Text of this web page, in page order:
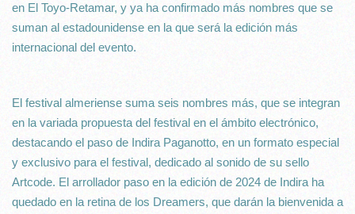
en El Toyo-Retamar, y ya ha confirmado más nombres que se
suman al estadounidense en la que será la edición más
internacional del evento.
El festival almeriense suma seis nombres más, que se integran
en la variada propuesta del festival en el ámbito electrónico,
destacando el paso de Indira Paganotto, en un formato especial
y exclusivo para el festival, dedicado al sonido de su sello
Artcode. El arrollador paso en la edición de 2024 de Indira ha
quedado en la retina de los Dreamers, que darán la bienvenida a